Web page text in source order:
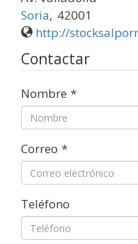
Soria, 42001
http://
Contactar
Nombre *
Correo *
Teléfono